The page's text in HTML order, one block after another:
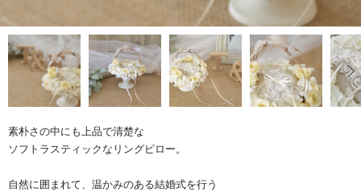
素朴さの中にも上品で清楚な
ソフトラスティックなリングピロー。
自然に囲まれて、温かみのある結婚式を行う